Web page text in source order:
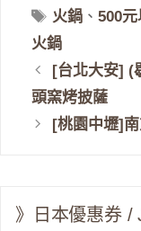
類
標
籤
火鍋 、500
火鍋
[台北大安] (
頭窯烤披薩
[桃園中壢]
》日本優惠券 /